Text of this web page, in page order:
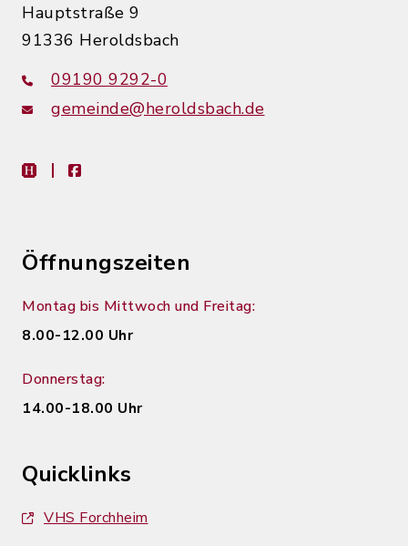
Hauptstraße 9
91336 Heroldsbach
09190 9292-0
gemeinde@heroldsbach.de
heimat-infofacebook
Öffnungszeiten
Montag bis Mittwoch und Freitag:
8.00-12.00 Uhr
Donnerstag:
14.00-18.00 Uhr
Quicklinks
VHS Forchheim